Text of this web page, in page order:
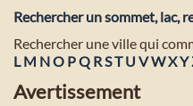
Rechercher un sommet, lac,
Rechercher une ville qui
L M NO PQ RST U VWXY
Avertissement